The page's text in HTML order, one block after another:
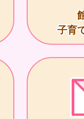
子育